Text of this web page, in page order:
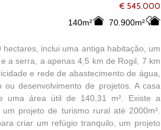
€ 545.000
140m²
70.900m²
inclui uma antiga habitação, um
a serra, a apenas 4,5 km de Rogil, 7 km
e rede de abastecimento de água,
desenvolvimento de projetos. A casa
uma área útil de 140,31 m². Existe a
projeto de turismo rural até 2000m².
criar um refúgio tranquilo, um projeto